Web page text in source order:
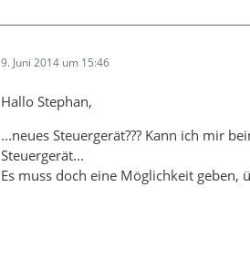
9. Juni 2014 um 15:46
Hallo Stephan,
...neues Steuergerät??? Kann ich mir
Steuergerät...
Es muss doch eine Möglichkeit geben,